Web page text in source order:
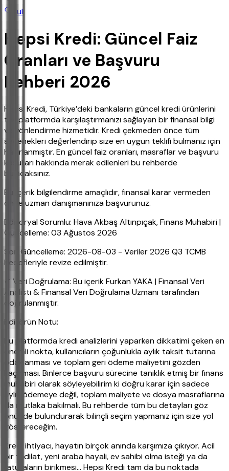
Bul
Hepsi Kredi: Güncel Faiz
Oranları ve Başvuru
Rehberi 2026
Hepsi Kredi, Türkiye’deki bankaların güncel kredi ürünlerini
tek platformda karşılaştırmanızı sağlayan bir finansal bilgi
ve yönlendirme hizmetidir. Kredi çekmeden önce tüm
seçenekleri değerlendirip size en uygun teklifi bulmanız için
hazırlanmıştır. En güncel faiz oranları, masraflar ve başvuru
koşulları hakkında merak edilenleri bu rehberde
bulacaksınız.
Bu içerik bilgilendirme amaçlıdır, finansal karar vermeden
önce uzman danışmanınıza başvurunuz.
Editoryal Sorumlu: Hava Akbaş Altınpıçak, Finans Muhabiri |
Güncelleme: 03 Ağustos 2026
Son Güncelleme: 2026-08-03 - Veriler 2026 Q3 TCMB
hedefleriyle revize edilmiştir.
✔ Veri Doğrulama: Bu içerik Furkan YAKA | Finansal Veri
Analisti & Finansal Veri Doğrulama Uzmanı tarafından
doğrulanmıştır.
Editörün Notu:
Bu platformda kredi analizlerini yaparken dikkatimi çeken en
önemli nokta, kullanıcıların çoğunlukla aylık taksit tutarına
odaklanması ve toplam geri ödeme maliyetini gözden
kaçırması. Binlerce başvuru sürecine tanıklık etmiş bir finans
muhabiri olarak söyleyebilirim ki doğru karar için sadece
aylık ödemeye değil, toplam maliyete ve dosya masraflarına
da mutlaka bakılmalı. Bu rehberde tüm bu detayları göz
önünde bulundurarak bilinçli seçim yapmanız için size yol
göstereceğim.
Kredi ihtiyacı, hayatın birçok anında karşımıza çıkıyor. Acil
bir tadilat, yeni araba hayali, ev sahibi olma isteği ya da
faturaların birikmesi… Hepsi Kredi tam da bu noktada